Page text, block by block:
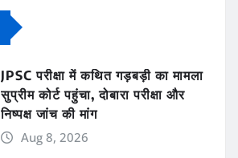
JPSC परीक्षा में कथित गड़बड़ी का मामला
सुप्रीम कोर्ट पहुंचा, दोबारा परीक्षा और
निष्पक्ष जांच की मांग
Aug 8, 2026